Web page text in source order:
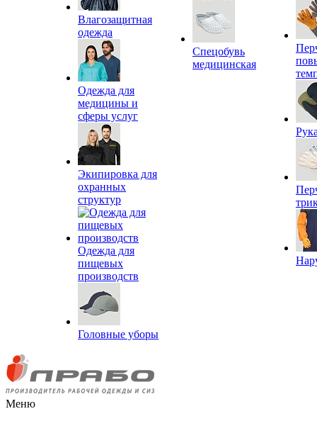
Влагозащитная
одежда
Одежда для
медицины и
сферы услуг
Экипировка для
охранных
структур
Одежда для
пищевых
производств
Головные уборы
Спецобувь
медицинская
Меню